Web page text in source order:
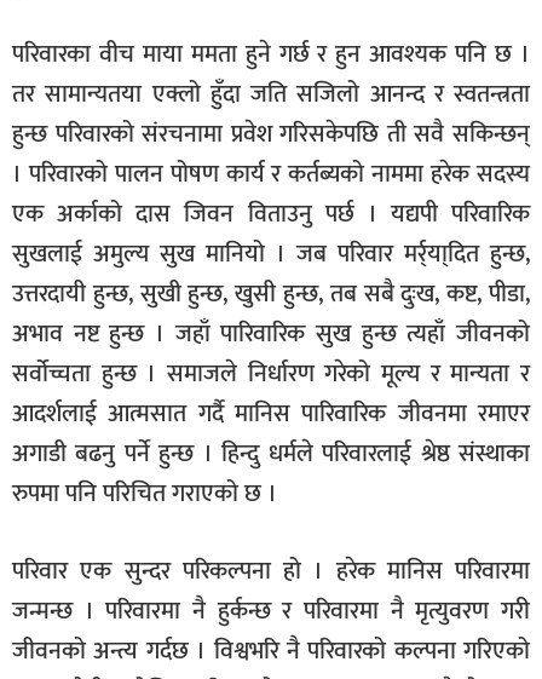
परिवारका वीच माया ममता हुने गर्छ र हुन आवश्यक पनि छ ।
तर सामान्यतया एक्लो हुँदा जति सजिलो आनन्द र स्वतन्त्रता
हुन्छ परिवारको संरचनामा प्रवेश गरिसकेपछि ती सवै सकिन्छन्
। परिवारको पालन पोषण कार्य र कर्तब्यको नाममा हरेक सदस्य
एक अर्काको दास जिवन विताउनु पर्छ । यद्यपी परिवारिक
सुखलाई अमुल्य सुख मानियो । जब परिवार मर्र्या्दित हुन्छ,
उत्तरदायी हुन्छ, सुखी हुन्छ, खुसी हुन्छ, तब सबै दुःख, कष्ट, पीडा,
अभाव नष्ट हुन्छ । जहाँ पारिवारिक सुख हुन्छ त्यहाँ जीवनको
सर्वोच्चता हुन्छ । समाजले निर्धारण गरेको मूल्य र मान्यता र
आदर्शलाई आत्मसात गर्दै मानिस पारिवारिक जीवनमा रमाएर
अगाडी बढनु पर्ने हुन्छ । हिन्दु धर्मले परिवारलाई श्रेष्ठ संस्थाका
रुपमा पनि परिचित गराएको छ ।
परिवार एक सुन्दर परिकल्पना हो । हरेक मानिस परिवारमा
जन्मन्छ । परिवारमा नै हुर्कन्छ र परिवारमा नै मृत्युवरण गरी
जीवनको अन्त्य गर्दछ । विश्वभरि नै परिवारको कल्पना गरिएको